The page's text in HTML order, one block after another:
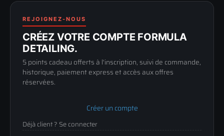
Conditions générales
Mentions légales
Confidentialité
89100 SENS
03 73 61 02 02
Lun-Ven
9h-12h / 14h-17h
REJOIGNEZ-NOUS
CRÉEZ VOTRE COMPTE FORMULA
DETAILING.
5 points cadeau offerts à l'inscription, suivi de commande,
historique, paiement express et accès aux offres
réservées.
Créer un compte
Déjà client ? Se connecter